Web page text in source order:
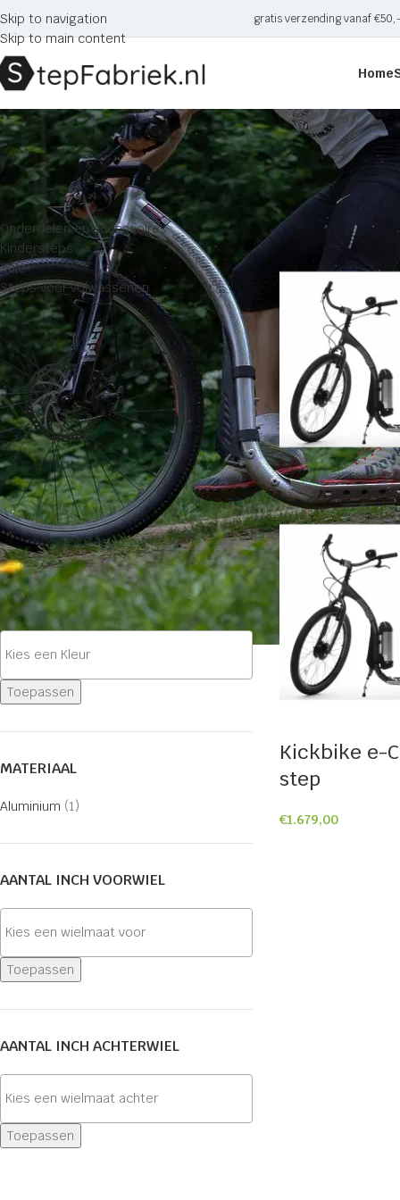
Skip to navigation
Skip to main content
gratis verzending vanaf
Home
CATEGORIE
Onderdelen en accessoires
Kindersteps
Sale
Steps voor volwassenen
PRIJS
Filter
Prijs:€1.670—€1.680
MERK
Kickbike (1)
KLEUR
Toepassen
MATERIAAL
Aluminium (1)
AANTAL INCH VOORWIEL
Toepassen
AANTAL INCH ACHTERWIEL
Toepassen
Home Producten
Kickbike e-
step
€1.679,00